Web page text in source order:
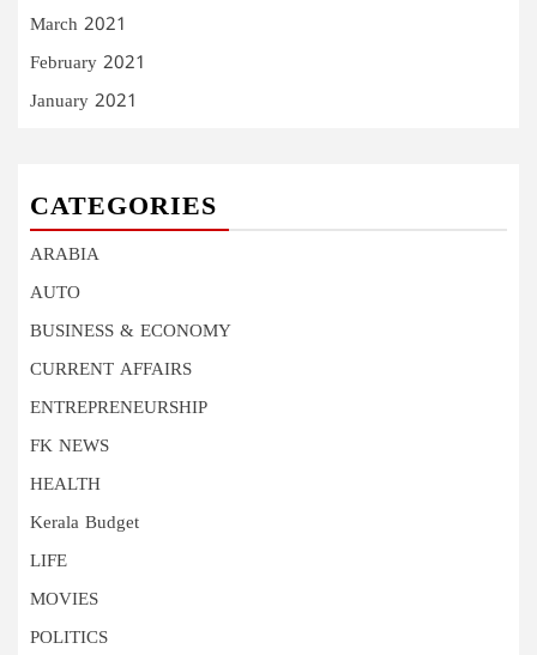
March 2021
February 2021
January 2021
CATEGORIES
ARABIA
AUTO
BUSINESS & ECONOMY
CURRENT AFFAIRS
ENTREPRENEURSHIP
FK NEWS
HEALTH
Kerala Budget
LIFE
MOVIES
POLITICS